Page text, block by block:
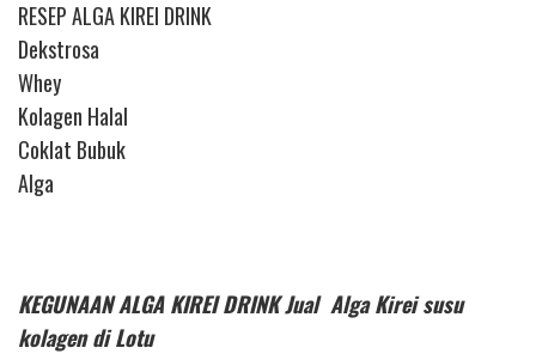
RESEP ALGA KIREI DRINK
Dekstrosa
Whey
Kolagen Halal
Coklat Bubuk
Alga
KEGUNAAN ALGA KIREI DRINK Jual Alga Kirei susu
kolagen di Lotu